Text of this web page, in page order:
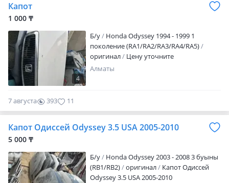
Капот
1 000 ₸
4
Б/y
Honda Odyssey 1994 - 1999 1
поколение (RA1/RA2/RA3/RA4/RA5)
оригинал
Цену уточните
Алматы
7 августа 393 11
Капот Одиссей Odyssey 3.5 USA 2005-2010
5 000 ₸
Б/y
Honda Odyssey 2003 - 2008 3 буыны
(RB1/RB2)
оригинал
Капот Одиссей
Odyssey 3.5 USA 2005-2010